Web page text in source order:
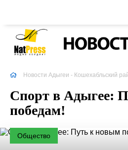
Новости Адыгеи - Кошехабльский
Спорт в Адыгее:
победам!
Общество